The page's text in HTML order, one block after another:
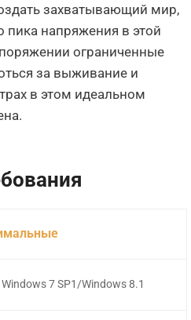
захватывающий мир,
пика напряжения в этой
ограниченные
за выживание и
в этом идеальном
7 SP1/Windows 8.1